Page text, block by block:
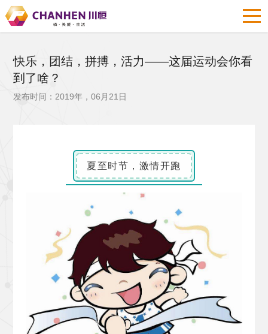
快乐，团结，拼搏，活力——这届运动会你看
到了啥？
发布时间：2019年，06月21日
夏至时节，激情开跑